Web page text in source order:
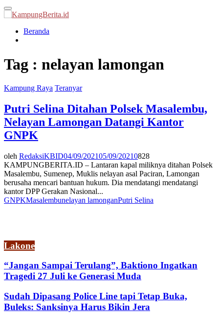
Primary
Menu
Beranda
Tag : nelayan lamongan
Kampung Raya Teranyar
Putri Selina Ditahan Polsek Masalembu,
Nelayan Lamongan Datangi Kantor
GNPK
oleh RedaksiKBID04/09/202105/09/20210828
KAMPUNGBERITA.ID – Lantaran kapal miliknya ditahan Polsek
Masalembu, Sumenep, Muklis nelayan asal Paciran, Lamongan
berusaha mencari bantuan hukum. Dia mendatangi mendatangi
kantor DPP Gerakan Nasional...
GNPKMasalembunelayan lamonganPutri Selina
Lakone
“Jangan Sampai Terulang”, Baktiono Ingatkan
Tragedi 27 Juli ke Generasi Muda
Sudah Dipasang Police Line tapi Tetap Buka,
Buleks: Sanksinya Harus Bikin Jera